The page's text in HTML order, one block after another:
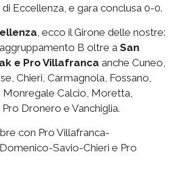
Eccellenza, e gara conclusa 0-0.
, ecco il Girone delle nostre:
B oltre a San
e Pro Villafranca anche Cuneo,
Chieri, Carmagnola, Fossano,
Monregale Calcio, Moretta,
Dronero e Vanchiglia.
con Pro Villafranca-
Savio-Chieri e Pro